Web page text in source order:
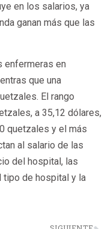
en los salarios, ya
ganan más que las
enfermeras en
que una
El rango
a 35,12 dólares,
quetzales y el más
al salario de las
del hospital, las
tipo de hospital y la